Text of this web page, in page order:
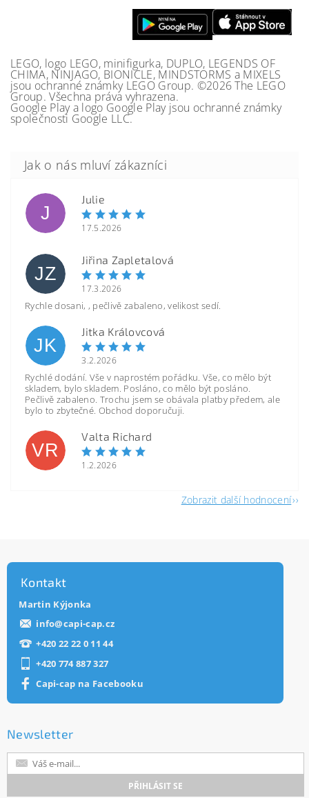
LEGO, logo LEGO, minifigurka, DUPLO, LEGENDS OF
CHIMA, NINJAGO, BIONICLE, MINDSTORMS a MIXELS
jsou ochranné známky LEGO Group. ©2026 The LEGO
Group. Všechna práva vyhrazena.
Google Play a logo Google Play jsou ochranné známky
společnosti Google LLC.
J
Julie
17.5.2026
JZ
Jiřina Zapletalová
17.3.2026
Rychle dosani, , pečlivě zabaleno, velikost sedí.
JK
Jitka Královcová
3.2.2026
Rychlé dodání. Vše v naprostém pořádku. Vše, co mělo být
skladem, bylo skladem. Posláno, co mělo být posláno.
Pečlivě zabaleno. Trochu jsem se obávala platby předem, ale
bylo to zbytečné. Obchod doporučuji.
VR
Valta Richard
1.2.2026
Zobrazit další hodnocení
Kontakt
Martin Kýjonka
info@capi-cap.cz
+420 22 22 0 11 44
+420 774 887 327
Capi-cap na Facebooku
Newsletter